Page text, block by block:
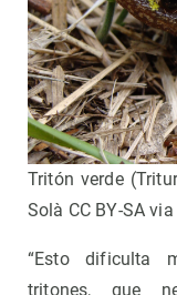
Tritón verde
Solà CC BY-SA
“Esto dificulta
tritones, que